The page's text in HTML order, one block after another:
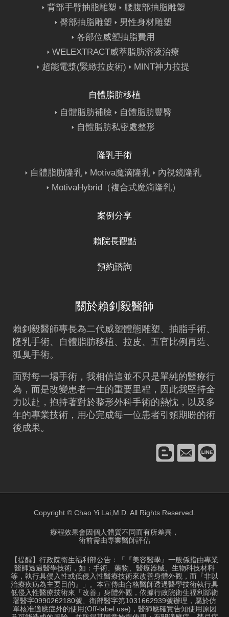
背部手臂抽脂雕塑
腰腹部抽脂雕塑
臀部抽脂雕塑
男性身材雕塑
各部位威塑抽脂費用
WELEXTRACT威萃脂肪溶液治療
超能電漿(緊緻拉皮術)
MINT神力拉提
自體脂肪移植
自體脂肪補臉
自體脂肪豐臀
自體脂肪私密處整形
隆乳手術
自體脂肪隆乳
Motiva魔滴隆乳
內視鏡隆乳
MotivaHybrid（複合式魔滴隆乳）
案例分享
賴院長觀點
預約諮詢
關於賴釗毅醫師
賴釗毅醫師專長為二代威塑體態雕塑、 抽脂手術、
隆乳手術、 自體脂肪移植、拉皮、五官比例再造、
狐臭手術。
面對每一場手術，我相信這並不只是單純的醫療行
為，而是改變患者一生的重要里程，因此我堅持全
力以赴，抱持著對於整形外科手術的熱忱，以及多
年的專業技術，用心完成每一位患者引頸期盼的術
後成果。
Copyright © Chao Yi Lai,M.D. All Rights Reserved.
療程效果會因個人體質不同而有所差異，
術前需由專業醫師評估
【提醒】行政院衛生福利部公告：「『美容醫學』一般係指由專業
醫師透過醫學技術，如：手術、藥物、醫療器械、生物科技材料
等，執行具侵入性或低侵入性醫療技術來改善身體外觀，而『非以
治療疾病為主要目的』」。本宣傳由合格醫師透過醫學技術執行具
低侵入性醫療技術來「改善」身體外觀，依據行政院衛生福利部衛
署醫字0990262180號、衛部醫字第1031662939號辦理，屬於仿
單核准適應症外的使用(Off-label use)，醫師應確實告知使用原因